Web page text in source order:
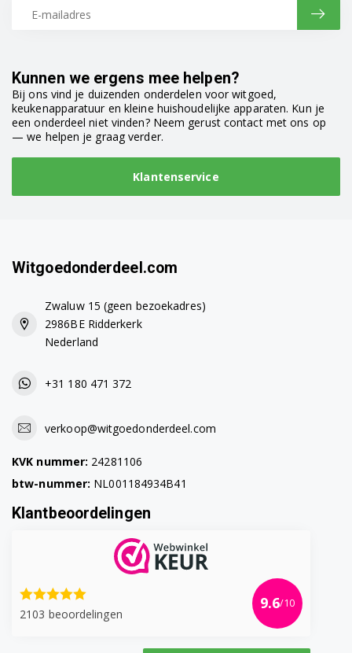
91153911403 (F34502VI0)
91153911404 (F34502VI0)
91153916102 (F34300VI0)
91153916600 (F34310VI0)
91154304801 (F45500W0)
91151920700 (F35302W0)
91151920702 (F35302W0)
91151920800 (F35302M0)
91151920801 (F35302M0)
91151920802 (F35302M0)
91152306101 (F55502IM0)
91152917100 (F34300IM0)
91152917101 (F34300IM0)
91107902201 (GS45AVB)
Kunnen we ergens mee helpen?
Bij ons vind je duizenden onderdelen voor witgoed,
keukenapparatuur en kleine huishoudelijke apparaten. Kun je
een onderdeel niet vinden? Neem gerust contact met ons op
— we helpen je graag verder.
Klantenservice
Witgoedonderdeel.com
Zwaluw 15 (geen bezoekadres)
2986BE Ridderkerk
Nederland
+31 180 471 372
verkoop@witgoedonderdeel.com
KVK nummer: 24281106
btw-nummer: NL001184934B41
Klantbeoordelingen
2103 beoordelingen
9.6/10